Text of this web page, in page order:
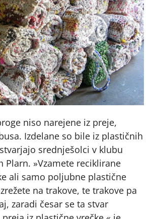
niso narejene iz preje,
Izdelane so bile iz plastičnih
srednješolci v klubu
Plarn. »Vzamete reciklirane
ali samo poljubne plastične
na trakove, te trakove pa
zaradi česar se ta stvar